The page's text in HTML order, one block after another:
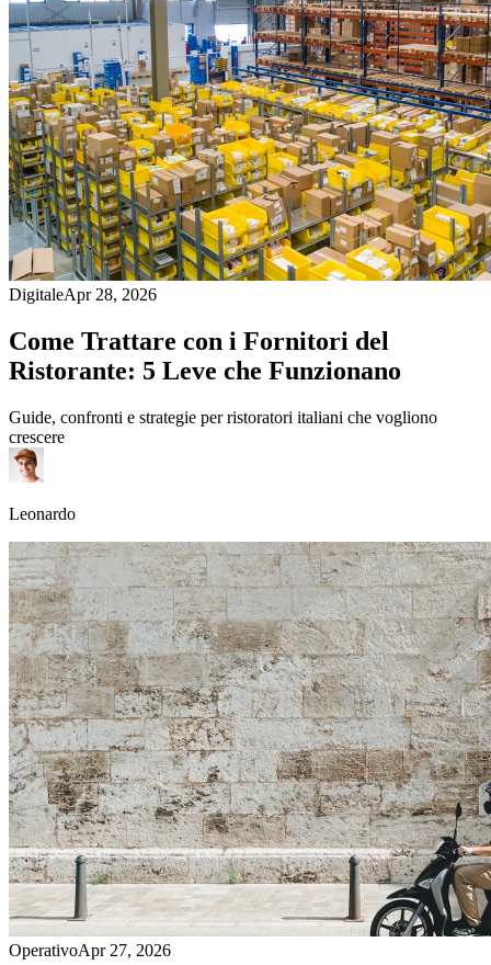
DigitaleApr 28, 2026
Come Trattare con i Fornitori del
Ristorante: 5 Leve che Funzionano
Guide, confronti e strategie per ristoratori italiani che vogliono
crescere
Leonardo
OperativoApr 27, 2026